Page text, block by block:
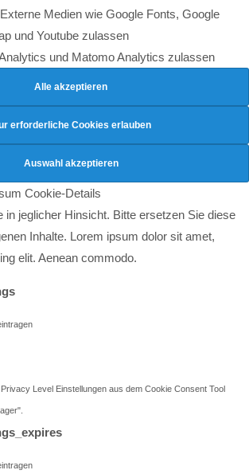
Externe Medien wie Google Fonts, Google
und Youtube zulassen
und Matomo Analytics zulassen
Cookie-Details
in jeglicher Hinsicht. Bitte ersetzen Sie diese
Inhalte. Lorem ipsum dolor sit amet,
elit. Aenean commodo.
Level Einstellungen aus dem Cookie Consent Tool